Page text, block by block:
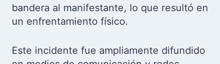
bandera al manifestante, lo que resultó en
un enfrentamiento físico.
Este incidente fue ampliamente difundido